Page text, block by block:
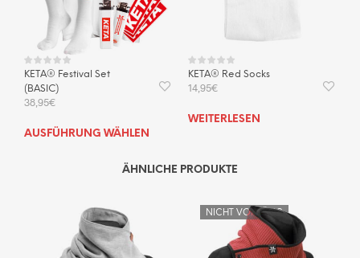
KETA® Festival Set
(BASIC)
38,95€
AUSFÜHRUNG WÄHLEN
weist
Optionen
KETA® Red Socks
14,95€
WEITERLESEN
ÄHNLICHE PRODUKTE
NICHT VORRÄTIG